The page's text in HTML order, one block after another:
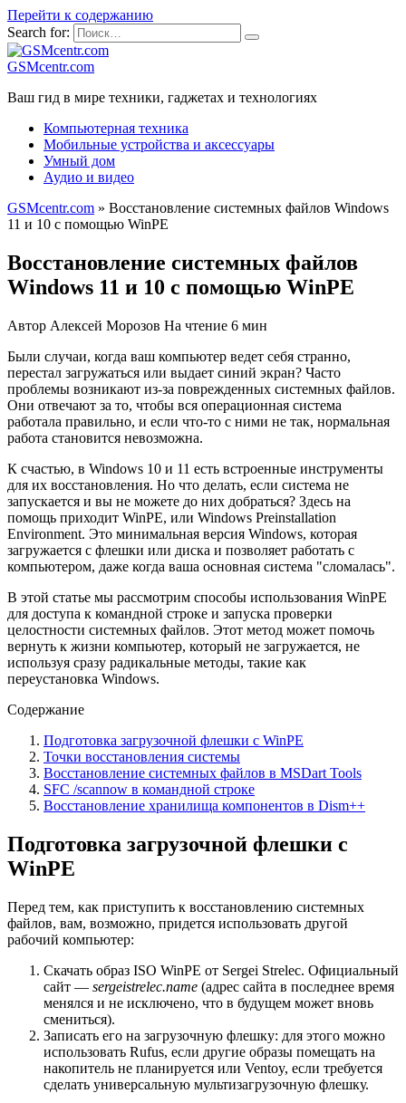
Перейти к содержанию
Search for:
GSMcentr.com
Ваш гид в мире техники, гаджетах и технологиях
Компьютерная техника
Мобильные устройства и аксессуары
Умный дом
Аудио и видео
GSMcentr.com » Восстановление системных файлов Windows
11 и 10 с помощью WinPE
Восстановление системных файлов
Windows 11 и 10 с помощью WinPE
Автор Алексей Морозов На чтение 6 мин
Были случаи, когда ваш компьютер ведет себя странно,
перестал загружаться или выдает синий экран? Часто
проблемы возникают из-за поврежденных системных файлов.
Они отвечают за то, чтобы вся операционная система
работала правильно, и если что-то с ними не так, нормальная
работа становится невозможна.
К счастью, в Windows 10 и 11 есть встроенные инструменты
для их восстановления. Но что делать, если система не
запускается и вы не можете до них добраться? Здесь на
помощь приходит WinPE, или Windows Preinstallation
Environment. Это минимальная версия Windows, которая
загружается с флешки или диска и позволяет работать с
компьютером, даже когда ваша основная система "сломалась".
В этой статье мы рассмотрим способы использования WinPE
для доступа к командной строке и запуска проверки
целостности системных файлов. Этот метод может помочь
вернуть к жизни компьютер, который не загружается, не
используя сразу радикальные методы, такие как
переустановка Windows.
Содержание
Подготовка загрузочной флешки с WinPE
Точки восстановления системы
Восстановление системных файлов в MSDart Tools
SFC /scannow в командной строке
Восстановление хранилища компонентов в Dism++
Подготовка загрузочной флешки с
WinPE
Перед тем, как приступить к восстановлению системных
файлов, вам, возможно, придется использовать другой
рабочий компьютер:
Скачать образ ISO WinPE от Sergei Strelec. Официальный
сайт — sergeistrelec.name (адрес сайта в последнее время
менялся и не исключено, что в будущем может вновь
смениться).
Записать его на загрузочную флешку: для этого можно
использовать Rufus, если другие образы помещать на
накопитель не планируется или Ventoy, если требуется
сделать универсальную мультизагрузочную флешку.